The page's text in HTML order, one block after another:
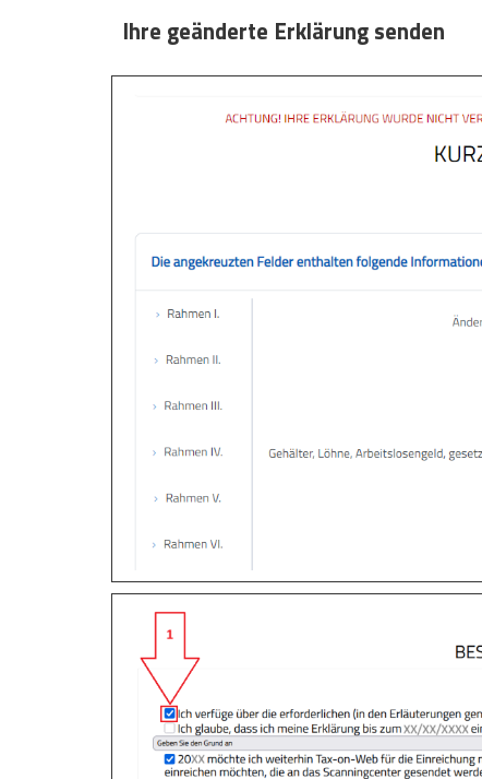
Ihre geänderte Erklärung senden